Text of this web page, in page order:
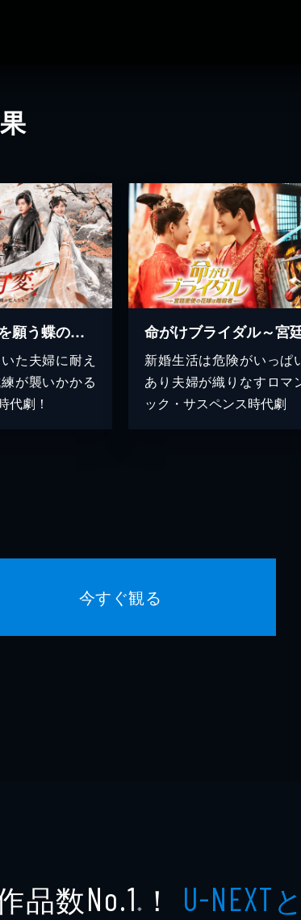
風月変 ～幸せを願う蝶の恋人たち～
た夫婦に耐え
が襲いかかる
代劇！
新婚生活は危険がいっぱ
あり夫婦が織りなすロマ
ック・サスペンス時代劇
今すぐ観る
品数No.1 ※ ！ U-NEXT